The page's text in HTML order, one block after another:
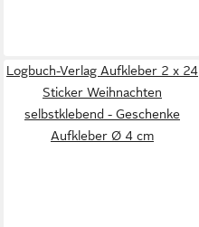
Logbuch-Verlag Aufkleber 2 x 24
Sticker Weihnachten
selbstklebend - Geschenke
Aufkleber Ø 4 cm